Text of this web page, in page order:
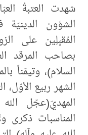
شهدت العتبةُ
الشؤون الدينيّة
المُقبِلِين على
بصاحب المرقد
السلام)، وتيمّناً
الشهر ربيع الأوّل،
المهديّ(عجّل
المناسبات ذكرى